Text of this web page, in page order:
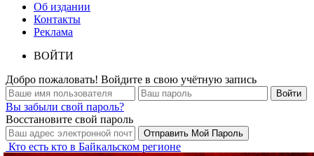
Об издании
Контакты
Реклама
ВОЙТИ
Добро пожаловать! Войдите в свою учётную запись
Вы забыли свой пароль?
Восстановите свой пароль
Кто есть кто в Байкальском регионе